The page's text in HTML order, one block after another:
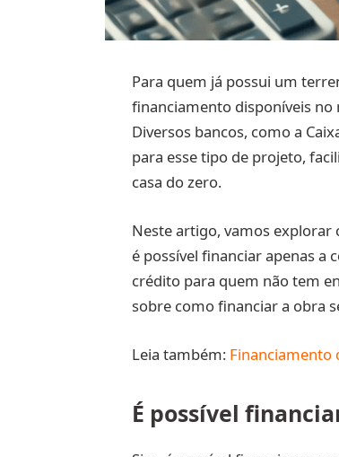
Para quem já possui um
financiamento disponíveis
Diversos bancos, como a
para esse tipo de projeto,
casa do zero.
Neste artigo, vamos
é possível financiar apenas a
crédito para quem não tem
sobre como financiar a obra
Leia também: Financiamento
É possível